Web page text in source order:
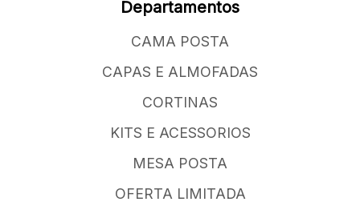
Departamentos
CAMA POSTA
CAPAS E ALMOFADAS
CORTINAS
KITS E ACESSORIOS
MESA POSTA
OFERTA LIMITADA